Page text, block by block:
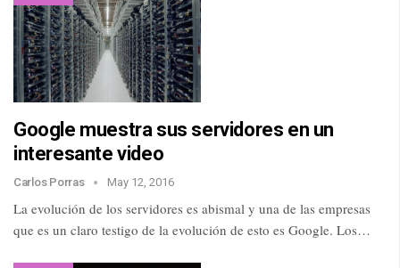
Google muestra sus servidores en un
interesante video
Carlos Porras May 12, 2016
La evolución de los servidores es abismal y una de las empresas
que es un claro testigo de la evolución de esto es Google. Los…